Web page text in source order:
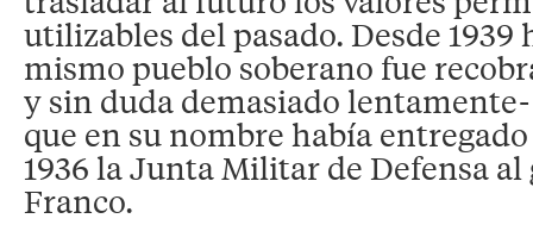
utilizables del pasado. Desde 1939
mismo pueblo soberano fue
y sin duda demasiado
que en su nombre había
1936 la Junta Militar de Defensa
Franco.